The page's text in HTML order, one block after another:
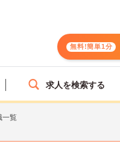
無料!簡単1分
求人を検索する
一覧